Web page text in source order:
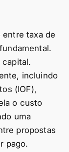
taxa de
incluindo
(IOF),
o custo
uma
propostas
pago.